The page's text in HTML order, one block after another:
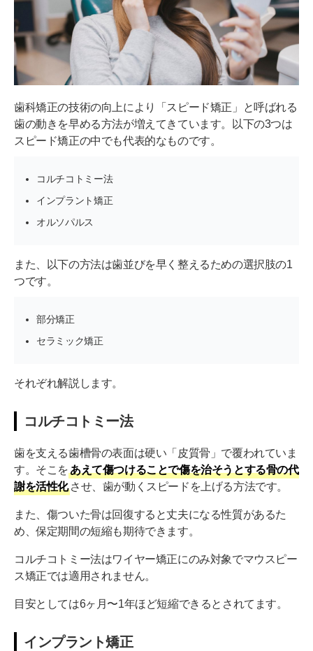
歯科矯正の技術の向上により「スピード矯正」と呼ばれる
歯の動きを早める方法が増えてきています。以下の3つは
スピード矯正の中でも代表的なものです。
コルチコトミー法
インプラント矯正
オルソパルス
また、以下の方法は歯並びを早く整えるための選択肢の1
つです。
部分矯正
セラミック矯正
それぞれ解説します。
コルチコトミー法
歯を支える歯槽骨の表面は硬い「皮質骨」で覆われていま
す。そこを あえて傷つけることで傷を治そうとする骨の代
謝を活性化 させ、歯が動くスピードを上げる方法です。
また、傷ついた骨は回復すると丈夫になる性質があるた
め、保定期間の短縮も期待できます。
コルチコトミー法はワイヤー矯正にのみ対象でマウスピー
ス矯正では適用されません。
目安としては6ヶ月〜1年ほど短縮できるとされてます。
インプラント矯正